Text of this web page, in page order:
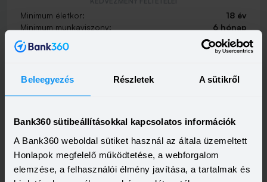
Beleegyezés Részletek A sütikről
Bank360 sütibeállításokkal kapcsolatos információk
A Bank360 weboldal sütiket használ az általa üzemeltett
Honlapok megfelelő működtetése, a webforgalom
elemzése, a felhasználói élmény javítása, a tartalmak és
Minimum életkor:
18 év
Minimum munkaviszony:
6 hónap
Minimum jövedelem:
400 000 Ft
K&amp;H személyi kölcsön
HITELÖSSZEG
500 000 - 15 000 000 Ft
THM
21,20 - 21,20%
KAMAT
18,99 - 18,99%